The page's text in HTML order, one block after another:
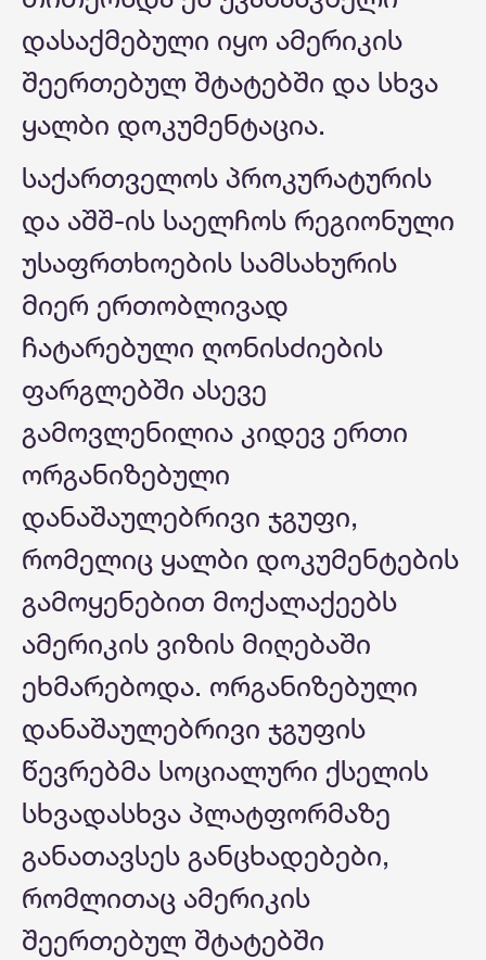
დასაქმებული იყო ამერიკის
შეერთებულ შტატებში და სხვა
ყალბი დოკუმენტაცია.
საქართველოს პროკურატურის
და აშშ-ის საელჩოს რეგიონული
უსაფრთხოების სამსახურის
მიერ ერთობლივად
ჩატარებული ღონისძიების
ფარგლებში ასევე
გამოვლენილია კიდევ ერთი
ორგანიზებული
დანაშაულებრივი ჯგუფი,
რომელიც ყალბი დოკუმენტების
გამოყენებით მოქალაქეებს
ამერიკის ვიზის მიღებაში
ეხმარებოდა. ორგანიზებული
დანაშაულებრივი ჯგუფის
წევრებმა სოციალური ქსელის
სხვადასხვა პლატფორმაზე
განათავსეს განცხადებები,
რომლითაც ამერიკის
შეერთებულ შტატებში